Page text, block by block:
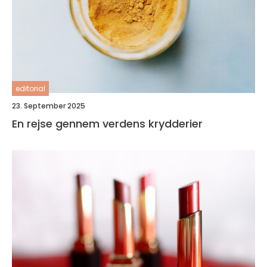
editorial
23. September 2025
En rejse gennem verdens krydderier